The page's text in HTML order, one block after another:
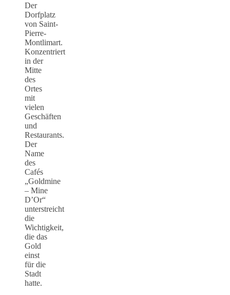
Der
Dorfplatz
von Saint-
Pierre-
Montlimart.
Konzentriert
in der
Mitte
des
Ortes
mit
vielen
Geschäften
und
Restaurants.
Der
Name
des
Cafés
„Goldmine
– Mine
D’Or“
unterstreicht
die
Wichtigkeit,
die das
Gold
einst
für die
Stadt
hatte.